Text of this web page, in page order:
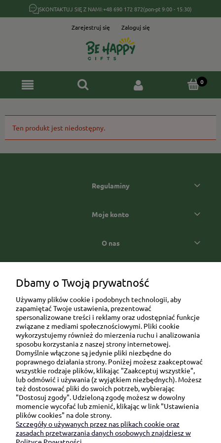
SKONTAKTUJ SIĘ Z NAMI:+48 690 172 872(pon-pt 9:00 - 15:30)
Zarejestruj się Zaloguj się
Ten produkt jest niedostępny.
Regulaminy
Moje konto
O nas
Ul. Brukowa 6/8 lok. 57/58
91-341 Łódź
NIP: 6751510615
SKONTAKTUJ SIĘ Z NAMI:
sklep@be-happygifts.com
+48 690 172 872
Dbamy o Twoją prywatność
Używamy plików cookie i podobnych technologii, aby
zapamiętać Twoje ustawienia, prezentować
spersonalizowane treści i reklamy oraz udostępniać funkcje
związane z mediami społecznościowymi. Pliki cookie
wykorzystujemy również do mierzenia ruchu i analizowania
sposobu korzystania z naszej strony internetowej.
Domyślnie włączone są jedynie pliki niezbędne do
poprawnego działania strony. Poniżej możesz zaakceptować
wszystkie rodzaje plików, klikając "Zaakceptuj wszystkie",
lub odmówić i używania (z wyjątkiem niezbędnych). Możesz
też dostosować pliki do swoich potrzeb, wybierając
"Dostosuj zgody". Udzieloną zgodę możesz w dowolny
momencie wycofać lub zmienić, klikając w link "Ustawienia
plików cookies" na dole strony.
Szczegóły o używanych przez nas plikach cookie oraz
zasadach przetwarzania danych osobowych znajdziesz w